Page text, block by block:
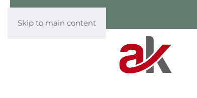
Skip to main content